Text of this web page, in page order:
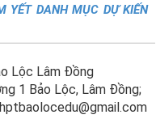
YẾT DANH MỤC DỰ KIẾN
Lộc Lâm Đồng
1 Bảo Lộc, Lâm Đồng;